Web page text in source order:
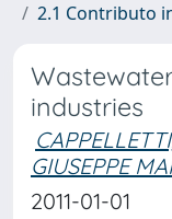
2.1 Contributo
industries
GIUSEPPE
2011-01-01